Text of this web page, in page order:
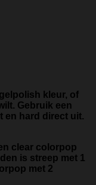
kleur, of
Gebruik een
en hard direct uit.
clear colorpop
is streep met 1
met 2